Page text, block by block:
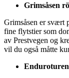
Grimsåsen
Grimsåsen er svært
fine flytstier som
av Prestvegen og
vil du også måtte